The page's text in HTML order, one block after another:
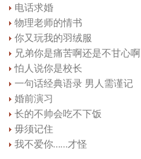
电话求婚
物理老师的情书
你又玩我的羽绒服
兄弟你是痛苦啊还是不甘心啊
怕人说你是校长
一句话经典语录 男人需谨记
婚前演习
长的不帅会吃不下饭
毋须记住
我不爱你……才怪